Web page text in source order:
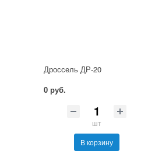
Дроссель ДР-20
0 руб.
шт
В корзину